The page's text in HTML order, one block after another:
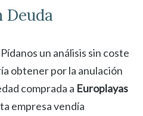
Deuda
un análisis sin coste
obtener por la anulación
comprada a Europlayas
empresa vendía